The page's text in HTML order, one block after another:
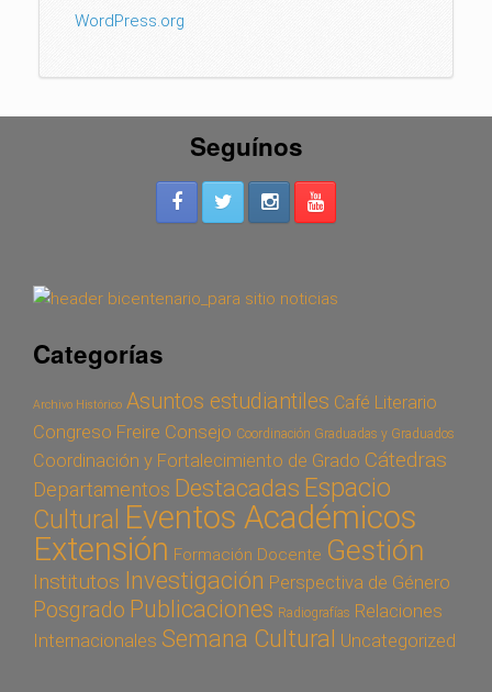
WordPress.org
Seguínos
Categorías
Archivo Histórico Asuntos estudiantiles Café Literario
Congreso Freire Consejo Coordinación Graduadas y Graduados
Coordinación y Fortalecimiento de Grado Cátedras
Departamentos Destacadas Espacio
Cultural Eventos Académicos
Extensión Formación Docente Gestión
Institutos Investigación Perspectiva de Género
Posgrado Publicaciones Radiografías Relaciones
Internacionales Semana Cultural Uncategorized